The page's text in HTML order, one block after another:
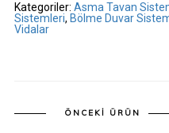
Kategoriler: Asma Tavan
Sistemleri, Bölme Duvar
Vidalar
ÖNCEKI ÜRÜN